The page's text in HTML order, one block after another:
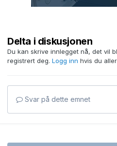
Delta i diskusjonen
Du kan skrive innlegget nå, det vil
registrert deg. Logg inn hvis du
Svar på dette emnet